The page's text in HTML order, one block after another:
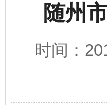
随州
时间：